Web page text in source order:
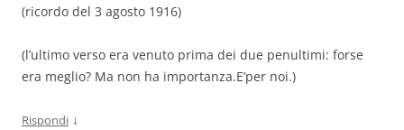
(ricordo del 3 agosto 1916)
(l’ultimo verso era venuto prima dei due penultimi: forse
era meglio? Ma non ha importanza.E’per noi.)
Rispondi ↓